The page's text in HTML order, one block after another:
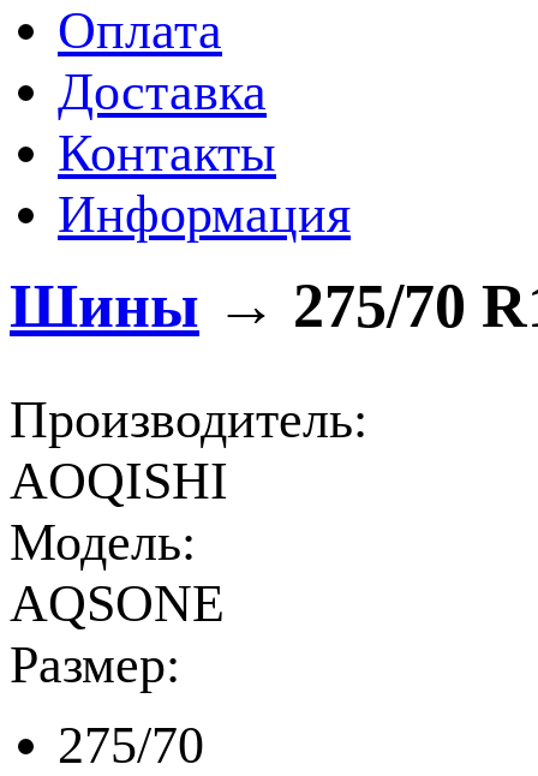
Оплата
Доставка
Контакты
Информация
Шины → 275/70
Производитель:
AOQISHI
Модель:
AQSONE
Размер:
275/70